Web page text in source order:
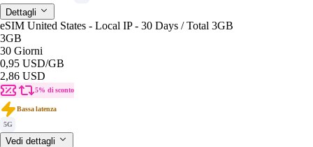
Dettagli
eSIM United States - Local IP - 30 Days / Total 3GB
3GB
30 Giorni
0,95 USD/GB
2,86 USD
5% di sconto
Bassa latenza
5G
Vedi dettagli